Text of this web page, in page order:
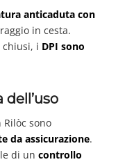
anticaduta con
in cesta.
chiusi, i DPI sono
sono
da assicurazione.
di un controllo